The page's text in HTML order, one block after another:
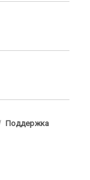
Поддержка